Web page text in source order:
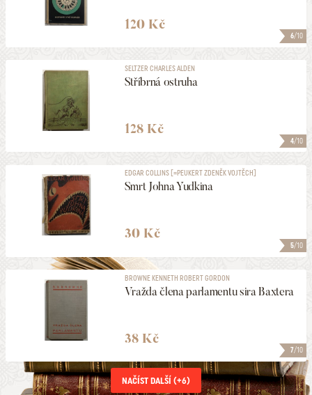
6/10
120 Kč
4/10
SELTZER CHARLES ALDEN
Stříbrná ostruha
128 Kč
5/10
EDGAR COLLINS [=PEUKERT ZDENĚK VOJTĚCH]
Smrt Johna Yudkina
30 Kč
7/10
BROWNE KENNETH ROBERT GORDON
Vražda člena parlamentu sira Baxtera
38 Kč
NAČÍST DALŠÍ (+6)